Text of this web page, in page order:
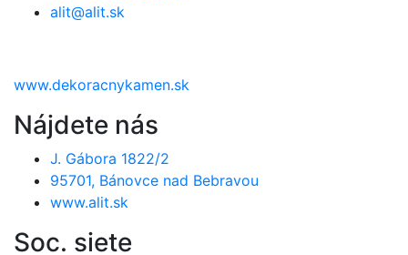
alit@alit.sk
www.dekoracnykamen.sk
Nájdete nás
J. Gábora 1822/2
95701, Bánovce nad Bebravou
www.alit.sk
Soc. siete